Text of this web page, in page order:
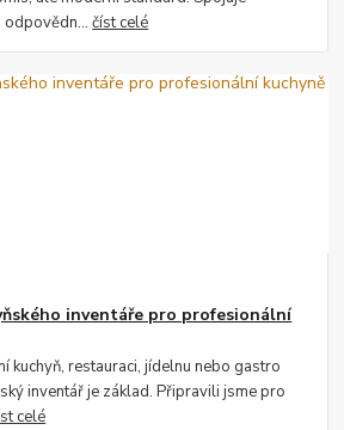
odpovědn...číst celé
inventáře pro profesionální
kuchyň, restauraci, jídelnu nebo gastro
inventář je základ. Připravili jsme pro
celé